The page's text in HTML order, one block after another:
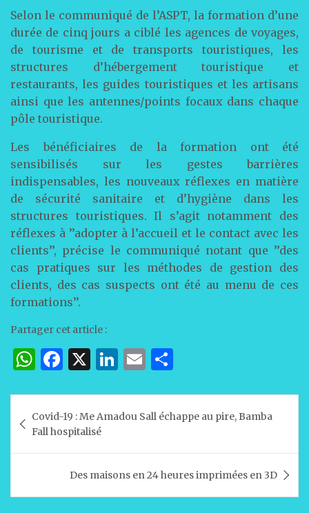
Selon le communiqué de l’ASPT, la formation d’une
durée de cinq jours a ciblé les agences de voyages,
de tourisme et de transports touristiques, les
structures d’hébergement touristique et
restaurants, les guides touristiques et les artisans
ainsi que les antennes/points focaux dans chaque
pôle touristique.
Les bénéficiaires de la formation ont été
sensibilisés sur les gestes barrières
indispensables, les nouveaux réflexes en matière
de sécurité sanitaire et d’hygiène dans les
structures touristiques. Il s’agit notamment des
réflexes à ’’adopter à l’accueil et le contact avec les
clients’’, précise le communiqué notant que ’’des
cas pratiques sur les méthodes de gestion des
clients, des cas suspects ont été au menu de ces
formations’’.
Partager cet article :
W
at
s
A
p
F
c
e
b
o
o
X
Li
k
e
dI
n
E
ai
l
ta
g
er
de
l’article
Covid-19 : Me Amadou Sall échappe au pire, Bamba
Fall hospitalisé
Des maisons en 24 heures imprimées en 3D